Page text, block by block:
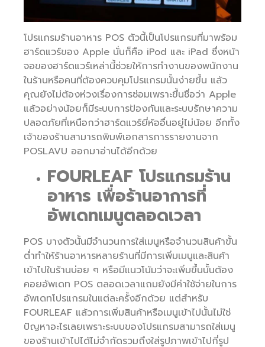
โปรแกรมร้านอาหาร POS ตัวนี้เป็นโปรแกรมที่มาพร้อม
ฮาร์ดแวร์ของ Apple นั่นก็คือ iPod และ iPad ซึ่งหน้า
จอของฮาร์ดแวร์เหล่านี้ช่วยให้การทำงานของพนักงาน
ในร้านหรือคนที่ต้องควบคุมโปรแกรมนั้นง่ายขึ้น แล้ว
คุณยังไม่ต้องห่วงเรื่องการซ่อมเพราะขึ้นชื่อว่า Apple
แล้วอย่างน้อยก็มีระบบการป้องกันและระบบรักษาความ
ปลอดภัยที่เหนือกว่าฮาร์ดแวร์ยี่ห้ออื่นอยู่ไม่น้อย อีกทั้ง
เจ้าของร้านสามารถพิมพ์เอกสารการรายงานจาก
POSLAVU ออกมาอ่านได้อีกด้วย
FOURLEAF โปรแกรมร้าน
อาหาร เพื่อร้านอาการที่
อัพเดทเมนูตลอดเวลา
POS บางตัวนั้นมีจำนวนการใส่เมนูหรือจำนวนสินค้าขั้น
ต่ำทำให้ร้านอาหารหลายร้านที่มีการเพิ่มเมนูและสินค้า
เข้าไปในร้านบ่อย ๆ หรือมีแนวโน้มว่าจะเพิ่มขึ้นนั้นต้อง
คอยอัพเดท POS ตลอดเวลาแถมยังมีค่าใช้จ่ายในการ
อัพเดทโปรแกรมในแต่ละครั้งอีกด้วย แต่สำหรับ
FOURLEAF แล้วการเพิ่มสินค้าหรือเมนูเข้าไปนั้นไม่ใช่
ปัญหาอะไรเลยเพราะระบบของโปรแกรมสามารถใส่เมนู
ของร้านเข้าไปได้ไม่จำกัดรวมถึงใส่รูปภาพเข้าไปกี่รูป